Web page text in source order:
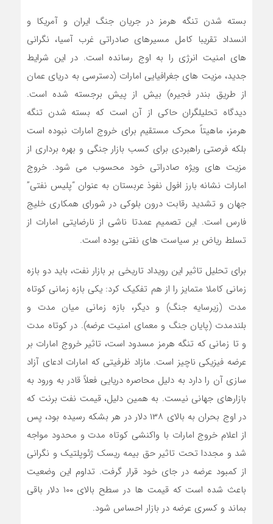
بسته شدن تنگه هرمز در جریان جنگ ایران و آمریکا و
انسداد تقریبا کامل مسیرهای صادراتی غرب آسیا، نگرانی
های امنیت انرژی را به اوج رسانده است. در این شرایط
جدید، مزیت های جغرافیایی امارات (دسترسی به دریای عمان
از طریق بندر فجیره) بیش از پیش برجسته شده است.
دیدگاه تحلیلگران حاکی از آن است که بسته شدن تنگه
هرمز، ماهیتاً محرک مستقیم برای خروج امارات نبوده است
بلکه فرصتی راهبردی برای کسب بازار جنگی و بهره برداری از
مزیت های ویژه صادراتی خود محسوب می شود. خروج
امارات نشانه بارز افول نفوذ عربستان به عنوان “پلیس نفتی”
جهان و تشدید رقابت درون بلوکی در شورای همکاری خلیج
فارس است. این تصمیم عمدتا ناشی از نارضایتی امارات از
تسلط ریاض بر سیاست های نفتی بوده است.
برای تحلیل تاثیر این رویداد تاریخی بر بازار نفت، باید دو بازه
زمانی کاملا متمایز را از هم تفکیک کرد: یکی بازه زمانی کوتاه
مدت (زیرسایه جنگ) و دیگر، بازه زمانی میان مدت و
بلندمدت (پایان جنگ و معمای امنیت عرضه). در کوتاه مدت
و تا زمانی که تنگه هرمز مسدود است، تاثیر خروج امارات بر
عرضه فیزیکی ناچیز است. مازاد ظرفیتی که امارات ادعای آزاد
سازی آن را دارد به دلیل محاصره دریایی فعلاً قادر به ورود به
بازارهای جهانی نیست. به همین دلیل، قیمت نفت برنت که
در اوج بحران به بالای ۱۳۸ دلار در هر بشکه رسیده بود، پس
از اعلام خروج امارات با واکنشی کوتاه مدت و محدود مواجه
شد و مجددا تحت تاثیر حق بیمه ریسک ژئوپلتیک و نگرانی
از کمبود عرضه در جای خود قرار گرفت. تداوم این وضعیت
باعث شده است که قیمت ها در سطح بالای ۱۰۰ دلار باقی
بماند و کسری عرضه در بازار احساس شود.